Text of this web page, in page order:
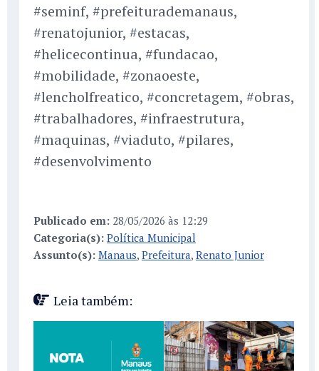
#seminf, #prefeiturademanaus,
#renatojunior, #estacas,
#helicecontinua, #fundacao,
#mobilidade, #zonaoeste,
#lencholfreatico, #concretagem, #obras,
#trabalhadores, #infraestrutura,
#maquinas, #viaduto, #pilares,
#desenvolvimento
Publicado em: 28/05/2026 às 12:29
Categoria(s): Política Municipal
Assunto(s): Manaus, Prefeitura, Renato Junior
Leia também: